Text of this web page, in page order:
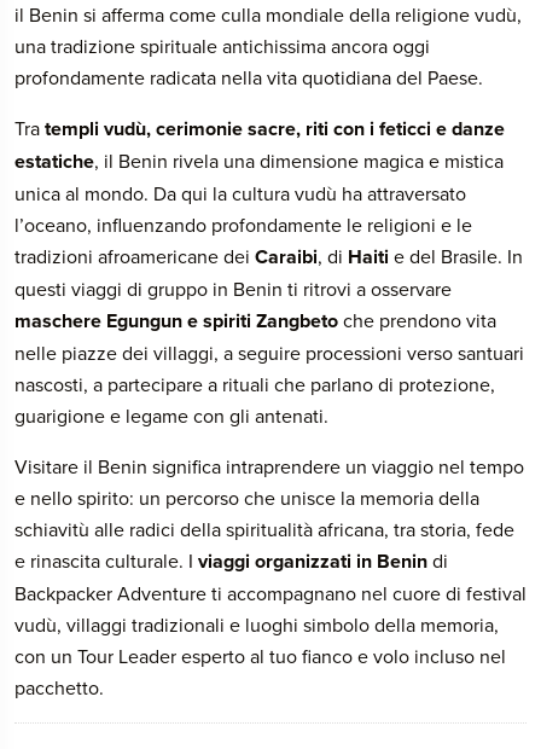
il Benin si afferma come culla mondiale della religione vudù,
una tradizione spirituale antichissima ancora oggi
profondamente radicata nella vita quotidiana del Paese.
Tratempli vudù, cerimonie sacre, riti con i feticci e danze
estatiche, il Benin rivela una dimensione magica e mistica
unica al mondo. Da qui la cultura vudù ha attraversato
l’oceano, influenzando profondamente le religioni e le
tradizioni afroamericane dei Caraibi, di Haitie del Brasile. In
questi viaggi di gruppo in Benin ti ritrovi a osservare
maschere Egungun e spiriti Zangbetoche prendono vita
nelle piazze dei villaggi, a seguire processioni verso santuari
nascosti, a partecipare a rituali che parlano di protezione,
guarigione e legame con gli antenati.
Visitare il Benin significa intraprendere un viaggio nel tempo
e nello spirito: un percorso che unisce la memoria della
schiavitù alle radici della spiritualità africana, tra storia, fede
e rinascita culturale. I viaggi organizzati in Benindi
Backpacker Adventure ti accompagnano nel cuore di festival
vudù, villaggi tradizionali e luoghi simbolo della memoria,
con un Tour Leader esperto al tuo fianco e volo incluso nel
pacchetto.